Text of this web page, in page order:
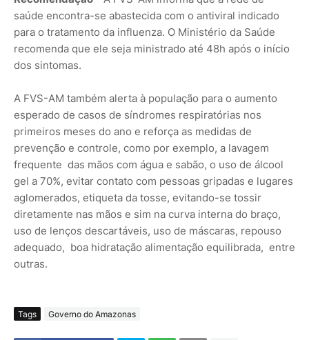
saúde encontra-se abastecida com o antiviral indicado
para o tratamento da influenza. O Ministério da Saúde
recomenda que ele seja ministrado até 48h após o início
dos sintomas.
A FVS-AM também alerta à população para o aumento
esperado de casos de síndromes respiratórias nos
primeiros meses do ano e reforça as medidas de
prevenção e controle, como por exemplo, a lavagem
frequente das mãos com água e sabão, o uso de álcool
gel a 70%, evitar contato com pessoas gripadas e lugares
aglomerados, etiqueta da tosse, evitando-se tossir
diretamente nas mãos e sim na curva interna do braço,
uso de lenços descartáveis, uso de máscaras, repouso
adequado, boa hidratação alimentação equilibrada, entre
outras.
Tags Governo do Amazonas